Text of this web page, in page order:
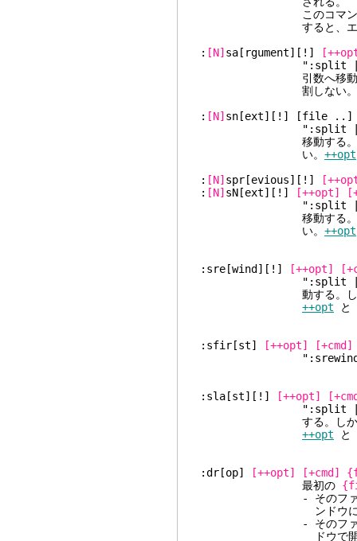
このコマンドを使用中
すると、エラー
: [N] sa[rgument][!]
":split |
引数へ移動する
割しない。
: [N]
":split
移動する。し
い。 ++opt
: [N] spr[evious][!]
: [N] sN[ext][!] [++opt]
":split
移動する。し
い。 ++opt
:sre[wind][!] [++opt]
":split | rewind" の短
動する。しかし、引
++opt と
:sfir[st] [++opt]
[+cmd]
":srewind" と
:sla[st][!] [++opt]
":split | last" の短縮
する。しかし、引数
++opt と
:dr[op] [++opt] [+cmd]
最初の
- そのファイルがすで
ンドウに移動
- そのファイルがウィ
ドウで開く。カレン